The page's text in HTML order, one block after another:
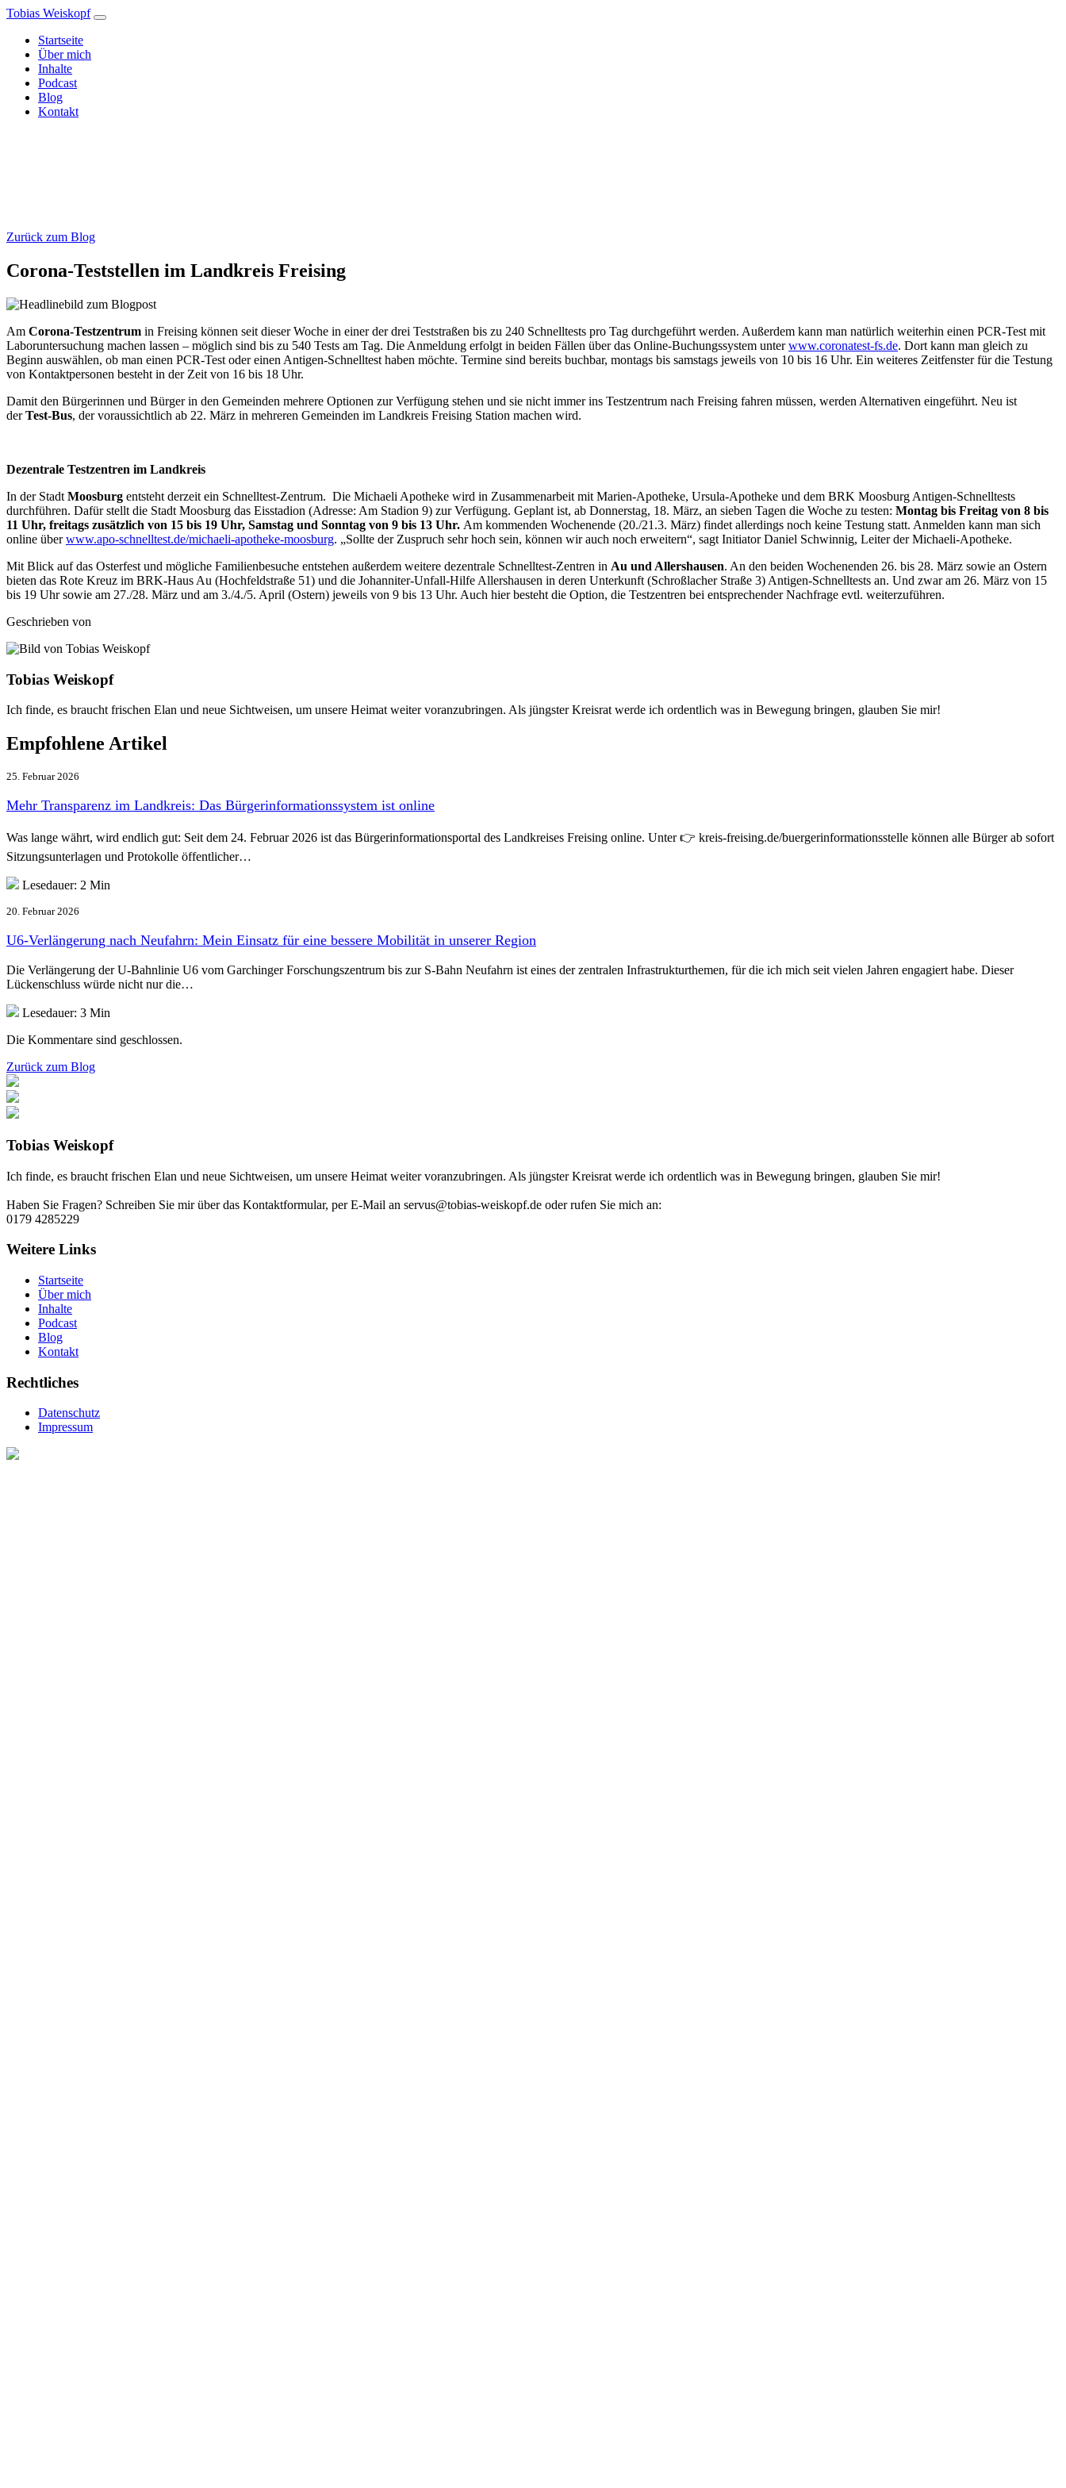
Tobias Weiskopf
Startseite
Über mich
Inhalte
Podcast
Blog
Kontakt
Zurück zum Blog
Corona-Teststellen im Landkreis Freising
Am Corona-Testzentrum in Freising können seit dieser Woche in einer der drei Teststraßen bis zu 240 Schnelltests pro Tag durchgeführt werden. Außerdem kann man natürlich weiterhin einen PCR-Test mit
Laboruntersuchung machen lassen – möglich sind bis zu 540 Tests am Tag. Die Anmeldung erfolgt in beiden Fällen über das Online-Buchungssystem unterwww.coronatest-fs.de. Dort kann man gleich zu
Beginn auswählen, ob man einen PCR-Test oder einen Antigen-Schnelltest haben möchte. Termine sind bereits buchbar, montags bis samstags jeweils von 10 bis 16 Uhr. Ein weiteres Zeitfenster für die Testung
von Kontaktpersonen besteht in der Zeit von 16 bis 18 Uhr.
Damit den Bürgerinnen und Bürger in den Gemeinden mehrere Optionen zur Verfügung stehen und sie nicht immer ins Testzentrum nach Freising fahren müssen, werden Alternativen eingeführt. Neu ist
derTest-Bus, der voraussichtlich ab 22. März in mehreren Gemeinden im Landkreis Freising Station machen wird.
Dezentrale Testzentren im Landkreis
In der Stadt Moosburg entsteht derzeit ein Schnelltest-Zentrum. Die Michaeli Apotheke wird in Zusammenarbeit mit Marien-Apotheke, Ursula-Apotheke und dem BRK Moosburg Antigen-Schnelltests
durchführen. Dafür stellt die Stadt Moosburg das Eisstadion (Adresse: Am Stadion 9) zur Verfügung. Geplant ist, ab Donnerstag, 18. März, an sieben Tagen die Woche zu testen: Montag bis Freitag von 8 bis
11 Uhr, freitags zusätzlich von 15 bis 19 Uhr, Samstag und Sonntag von 9 bis 13 Uhr. Am kommenden Wochenende (20./21.3. März) findet allerdings noch keine Testung statt. Anmelden kann man sich
online überwww.apo-schnelltest.de/michaeli-apotheke-moosburg. „Sollte der Zuspruch sehr hoch sein, können wir auch noch erweitern“, sagt Initiator Daniel Schwinnig, Leiter der Michaeli-Apotheke.
Mit Blick auf das Osterfest und mögliche Familienbesuche entstehen außerdem weitere dezentrale Schnelltest-Zentren in Au und Allershausen. An den beiden Wochenenden 26. bis 28. März sowie an Ostern
bieten das Rote Kreuz im BRK-Haus Au (Hochfeldstraße 51) und die Johanniter-Unfall-Hilfe Allershausen in deren Unterkunft (Schroßlacher Straße 3) Antigen-Schnelltests an. Und zwar am 26. März von 15
bis 19 Uhr sowie am 27./28. März und am 3./4./5. April (Ostern) jeweils von 9 bis 13 Uhr. Auch hier besteht die Option, die Testzentren bei entsprechender Nachfrage evtl. weiterzuführen.
Geschrieben von
Tobias Weiskopf
Ich finde, es braucht frischen Elan und neue Sichtweisen, um unsere Heimat weiter voranzubringen. Als jüngster Kreisrat werde ich ordentlich was in Bewegung bringen, glauben Sie mir!
Empfohlene Artikel
25. Februar 2026
Mehr Transparenz im Landkreis: Das Bürgerinformationssystem ist online
Was lange währt, wird endlich gut: Seit dem 24. Februar 2026 ist das Bürgerinformationsportal des Landkreises Freising online. Unter 👉 kreis-freising.de/buergerinformationsstelle können alle Bürger ab sofort
Sitzungsunterlagen und Protokolle öffentlicher…
Lesedauer: 2 Min
20. Februar 2026
U6-Verlängerung nach Neufahrn: Mein Einsatz für eine bessere Mobilität in unserer Region
Die Verlängerung der U-Bahnlinie U6 vom Garchinger Forschungszentrum bis zur S-Bahn Neufahrn ist eines der zentralen Infrastrukturthemen, für die ich mich seit vielen Jahren engagiert habe. Dieser
Lückenschluss würde nicht nur die…
Lesedauer: 3 Min
Die Kommentare sind geschlossen.
Zurück zum Blog
Tobias Weiskopf
Ich finde, es braucht frischen Elan und neue Sichtweisen, um unsere Heimat weiter voranzubringen. Als jüngster Kreisrat werde ich ordentlich was in Bewegung bringen, glauben Sie mir!
Haben Sie Fragen? Schreiben Sie mir über das Kontaktformular, per E-Mail an servus@tobias-weiskopf.de oder rufen Sie mich an:
0179 4285229
Weitere Links
Startseite
Über mich
Inhalte
Podcast
Blog
Kontakt
Rechtliches
Datenschutz
Impressum